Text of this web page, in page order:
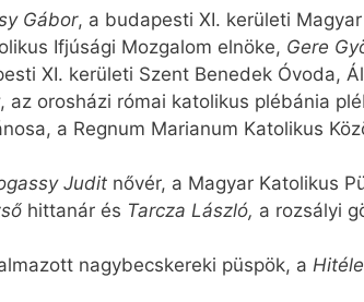
Gábor, a budapesti XI. kerületi
Ifjúsági Mozgalom elnöke, Gere
XI. kerületi Szent Benedek Óvoda,
, az orosházi római katolikus plébánia
a Regnum Marianum Katolikus
Judit nővér, a Magyar Katolikus
hittanár és Tarcza László, a rozsályi
nagybecskereki püspök, a